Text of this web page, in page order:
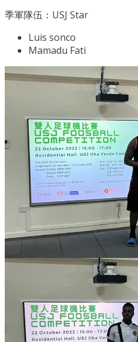
季軍隊伍：USJ Star
Luis sonco
Mamadu Fati